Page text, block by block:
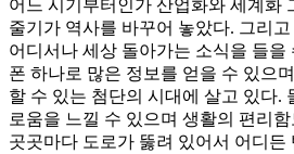
어느 시기부터인가 산업화와 세계화
줄기가 역사를 바꾸어 놓았다. 그리
어디서나 세상 돌아가는 소식을 들을
폰 하나로 많은 정보를 얻을 수 있으
할 수 있는 첨단의 시대에 살고 있다.
로움을 느낄 수 있으며 생활의 편리
곳곳마다 도로가 뚫려 있어서 어디든